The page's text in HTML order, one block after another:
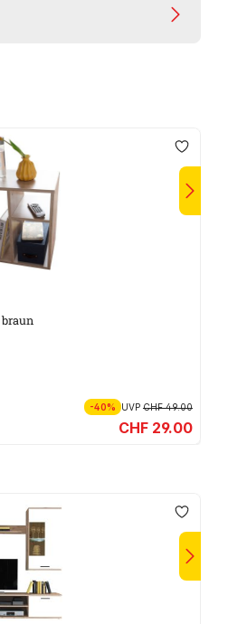
braun
-40% UVP CHF 49.00
CHF 29.00